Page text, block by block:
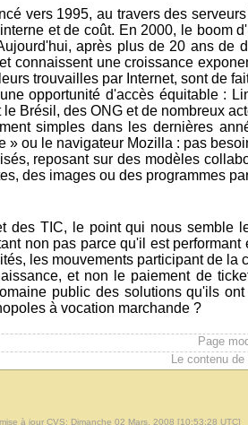
vers 1995, au travers des
et de coût. En 2000, le boom
après plus de 20 ans de
connaissent une croissance
trouvailles par Internet, sont de
opportunité d'accès équitable :
Brésil, des ONG et de nombreux
simples dans les dernières
ou le navigateur Mozilla : pas
reposant sur des modèles
des images ou des programmes
des TIC, le point qui nous semble
non pas parce qu'il est
les mouvements participant de la
et non le paiement de
public des solutions qu'ils
à vocation marchande ?
Page
Le contenu
à jour CVS: Dimanche 02 Mars, 2008 [10:53:28 UTC]